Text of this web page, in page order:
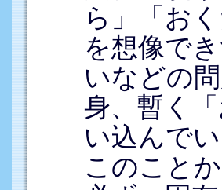
ら」「お
を想像で
いなどの
身、暫く
い込んでい
このこと